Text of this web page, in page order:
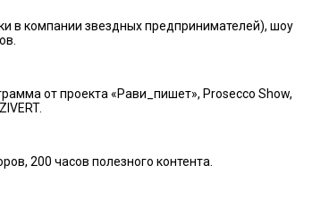
в компании звездных предпринимателей), шоу
от проекта «Рави_пишет», Prosecco Show,
200 часов полезного контента.